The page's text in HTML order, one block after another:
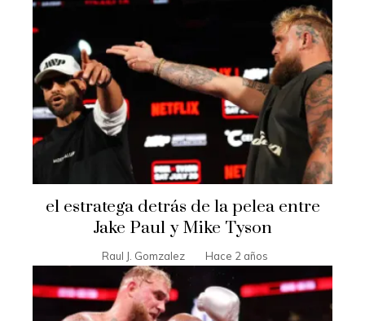
el estratega detrás de la pelea entre
Jake Paul y Mike Tyson
Raul J. Gomzalez Hace 2 años